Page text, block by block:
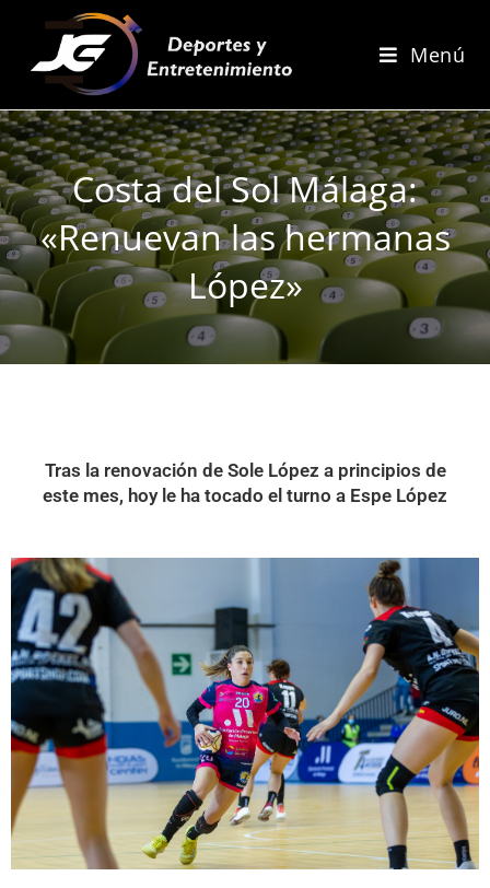
Menú
Costa del Sol Málaga:
«Renuevan las hermanas
López»
Tras la renovación de Sole López a principios de
este mes, hoy le ha tocado el turno a Espe López